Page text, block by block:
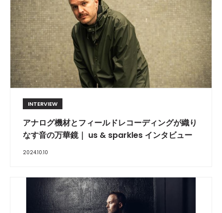
INTERVIEW
アナログ機材とフィールドレコーディングが織り
なす音の万華鏡｜ us & sparkles インタビュー
2024.10.10